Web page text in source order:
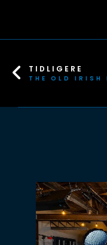
TIDLIGERE
THE OLD IRISH